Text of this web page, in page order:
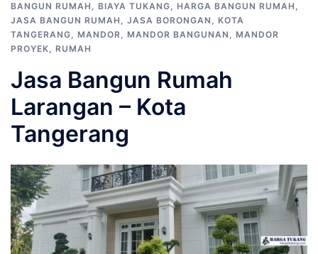
BANGUN RUMAH , BIAYA TUKANG, HARGA BANGUN RUMAH ,
JASA BANGUN RUMAH , JASA BORONGAN , KOTA
TANGERANG, MANDOR, MANDOR BANGUNAN , MANDOR
PROYEK, RUMAH
Jasa Bangun Rumah
Larangan – Kota
Tangerang